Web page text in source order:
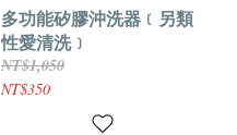
多功能矽膠沖洗器﹝另類
性愛清洗﹞
NT$1,050
NT$350